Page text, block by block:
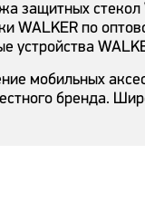
защитных стекол
WALKER по
устройства
мобильных
бренда.